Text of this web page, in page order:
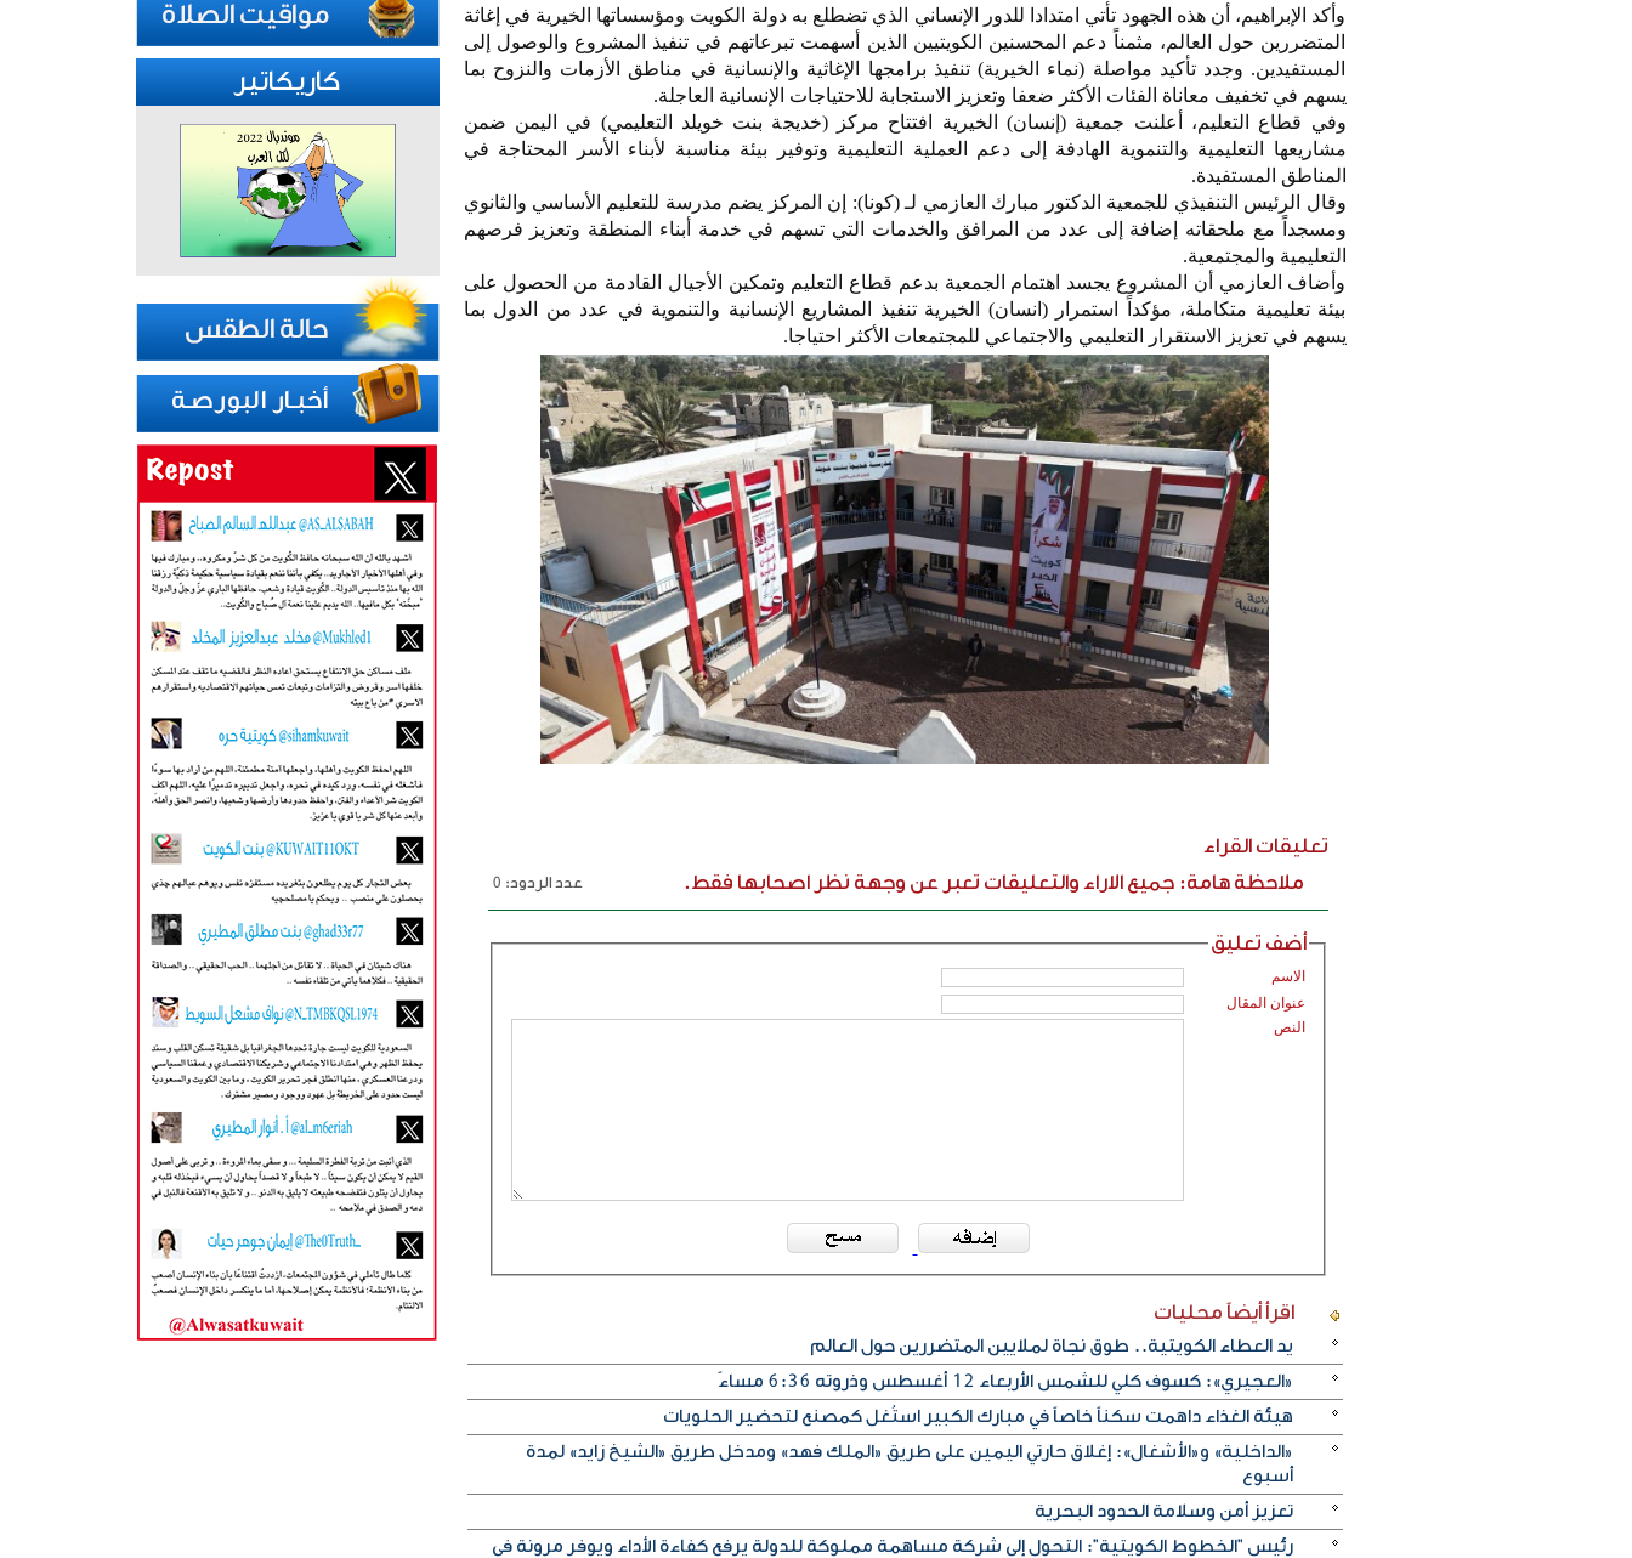
وأكد الإبراهيم، أن هذه الجهود تأتي امتدادا للدور الإنساني الذي تضطلع به دولة الكويت ومؤسساتها الخيرية في إغاثة
المتضررين حول العالم، مثمناً دعم المحسنين الكويتيين الذين أسهمت تبرعاتهم في تنفيذ المشروع والوصول إلى
المستفيدين. وجدد تأكيد مواصلة (نماء الخيرية) تنفيذ برامجها الإغاثية والإنسانية في مناطق الأزمات والنزوح بما
يسهم في تخفيف معاناة الفئات الأكثر ضعفا وتعزيز الاستجابة للاحتياجات الإنسانية العاجلة.
وفي قطاع التعليم، أعلنت جمعية (إنسان) الخيرية افتتاح مركز (خديجة بنت خويلد التعليمي) في اليمن ضمن
مشاريعها التعليمية والتنموية الهادفة إلى دعم العملية التعليمية وتوفير بيئة مناسبة لأبناء الأسر المحتاجة في
المناطق المستفيدة.
وقال الرئيس التنفيذي للجمعية الدكتور مبارك العازمي لـ (كونا): إن المركز يضم مدرسة للتعليم الأساسي والثانوي
ومسجداً مع ملحقاته إضافة إلى عدد من المرافق والخدمات التي تسهم في خدمة أبناء المنطقة وتعزيز فرصهم
التعليمية والمجتمعية.
وأضاف العازمي أن المشروع يجسد اهتمام الجمعية بدعم قطاع التعليم وتمكين الأجيال القادمة من الحصول على
بيئة تعليمية متكاملة، مؤكداً استمرار (انسان) الخيرية تنفيذ المشاريع الإنسانية والتنموية في عدد من الدول بما
يسهم في تعزيز الاستقرار التعليمي والاجتماعي للمجتمعات الأكثر احتياجا.
تعليقات القراء
ملاحظة هامة: جميع الاراء والتعليقات تعبر عن وجهة نظر اصحابها فقط.
عدد الردود: 0
أضف تعليق
الاسم
عنوان المقال
النص
اقرأ أيضاً محليات
يد العطاء الكويتية.. طوق نجاة لملايين المتضررين حول العالم
«العجيري»: كسوف كلي للشمس الأربعاء 12 أغسطس وذروته 6:36 مساءً
هيئة الغذاء داهمت سكناً خاصاً في مبارك الكبير استُغل كمصنع لتحضير الحلويات
«الداخلية» و«الأشغال»: إغلاق حارتي اليمين على طريق «الملك فهد» ومدخل طريق «الشيخ زايد» لمدة
أسبوع
تعزيز أمن وسلامة الحدود البحرية
رئيس "الخطوط الكويتية": التحول إلى شركة مساهمة مملوكة للدولة يرفع كفاءة الأداء ويوفر مرونة في
كاريكاتير